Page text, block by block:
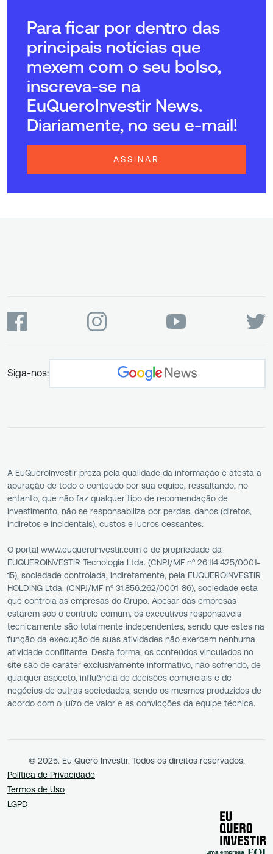
Para ficar por dentro das
principais notícias que
mexem com o seu bolso,
inscreva-se na
EuQueroInvestir News.
Diariamente, no seu e-mail!
ASSINAR
Siga-nos:
A EuQueroInvestir preza pela qualidade da informação e atesta a
apuração de todo o conteúdo por sua equipe, ressaltando, no
entanto, que não faz qualquer tipo de recomendação de
investimento, não se responsabiliza por perdas, danos (diretos,
indiretos e incidentais), custos e lucros cessantes.
O portal www.euqueroinvestir.com é de propriedade da
EUQUEROINVESTIR Tecnologia Ltda. (CNPJ/MF nº 26.114.425/0001-
15), sociedade controlada, indiretamente, pela EUQUEROINVESTIR
HOLDING Ltda. (CNPJ/MF nº 31.856.262/0001-86), sociedade esta
que controla as empresas do Grupo. Apesar das empresas
estarem sob o controle comum, os executivos responsáveis
tecnicamente são totalmente independentes, sendo que estes na
função da execução de suas atividades não exercem nenhuma
atividade conflitante. Desta forma, os conteúdos vinculados no
site são de caráter exclusivamente informativo, não sofrendo, de
qualquer aspecto, influência de decisões comerciais e de
negócios de outras sociedades, sendo os mesmos produzidos de
acordo com o juízo de valor e as convicções da equipe técnica.
© 2025. Eu Quero Investir. Todos os direitos reservados.
Política de Privacidade
Termos de Uso
LGPD